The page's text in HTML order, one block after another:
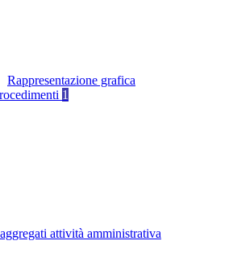
Rappresentazione grafica
1
attività amministrativa